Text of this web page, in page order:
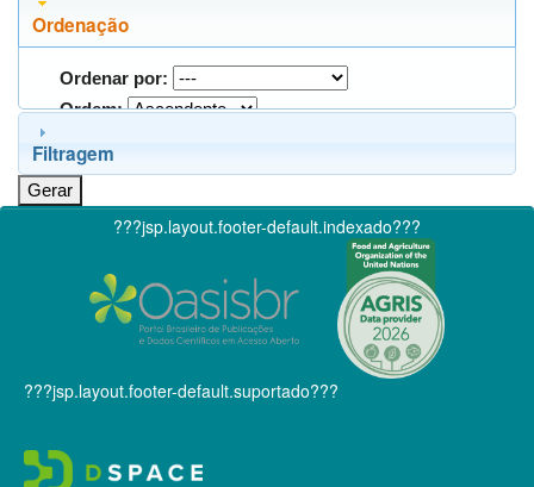
Ordenação
Ordenar por:
Ordem:
Filtragem
???jsp.layout.footer-default.indexado???
???jsp.layout.footer-default.suportado???